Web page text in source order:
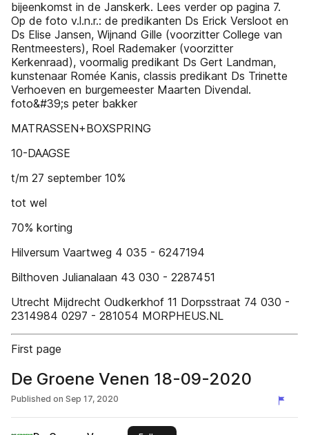
bijeenkomst in de Janskerk. Lees verder op pagina 7.
Op de foto v.l.n.r.: de predikanten Ds Erick Versloot en
Ds Elise Jansen, Wijnand Gille (voorzitter College van
Rentmeesters), Roel Rademaker (voorzitter
Kerkenraad), voormalig predikant Ds Gert Landman,
kunstenaar Romée Kanis, classis predikant Ds Trinette
Verhoeven en burgemeester Maarten Divendal.
foto&#39;s peter bakker
MATRASSEN+BOXSPRING
10-DAAGSE
t/m 27 september 10%
tot wel
70% korting
Hilversum Vaartweg 4 035 - 6247194
Bilthoven Julianalaan 43 030 - 2287451
Utrecht Mijdrecht Oudkerkhof 11 Dorpsstraat 74 030 -
2314984 0297 - 281054 MORPHEUS.NL
First page
De Groene Venen 18-09-2020
Published on Sep 17, 2020